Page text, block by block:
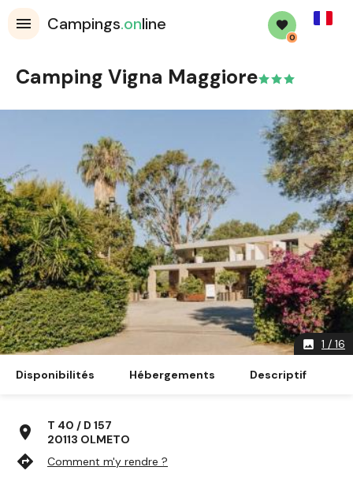
Campings.online
0
Camping Vigna Maggiore
image 1 / 16
Disponibilités Hébergements Descriptif
location_on
T 40 / D 157
20113 OLMETO
directions
Comment m'y rendre ?